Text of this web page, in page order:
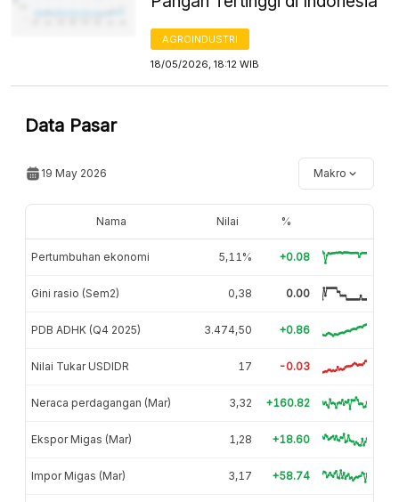
AGROINDUSTRI
18/05/2026, 18:12 WIB
Data Pasar
19 May 2026 Makro
Nama Nilai %
Pertumbuhan ekonomi 5,11% +0.08
Gini rasio (Sem2) 0,38 0.00
PDB ADHK (Q4 2025) 3.474,50 +0.86
Nilai Tukar USDIDR 17 -0.03
Neraca perdagangan (Mar) 3,32 +160.82
Ekspor Migas (Mar) 1,28 +18.60
Impor Migas (Mar) 3,17 +58.74